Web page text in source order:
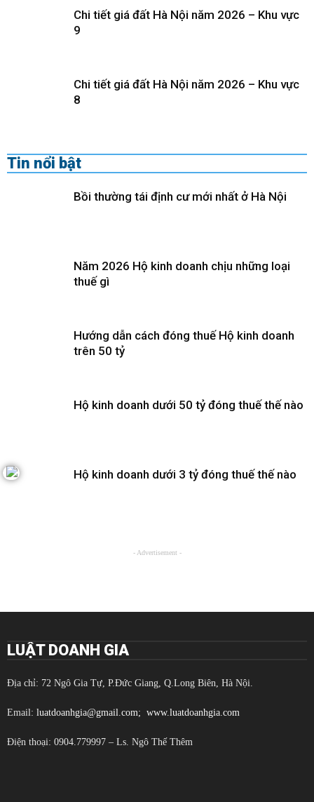
Chi tiết giá đất Hà Nội năm 2026 – Khu vực
9
Chi tiết giá đất Hà Nội năm 2026 – Khu vực
8
Tin nổi bật
Bồi thường tái định cư mới nhất ở Hà Nội
Năm 2026 Hộ kinh doanh chịu những loại
thuế gì
Hướng dẫn cách đóng thuế Hộ kinh doanh
trên 50 tỷ
Hộ kinh doanh dưới 50 tỷ đóng thuế thế nào
Hộ kinh doanh dưới 3 tỷ đóng thuế thế nào
- Advertisement -
LUẬT DOANH GIA
Địa chỉ: 72 Ngô Gia Tự, P.Đức Giang, Q.Long Biên, Hà Nội.
Email: luatdoanhgia@gmail.com; www.luatdoanhgia.com
Điện thoại: 0904.779997 – Ls. Ngô Thế Thêm